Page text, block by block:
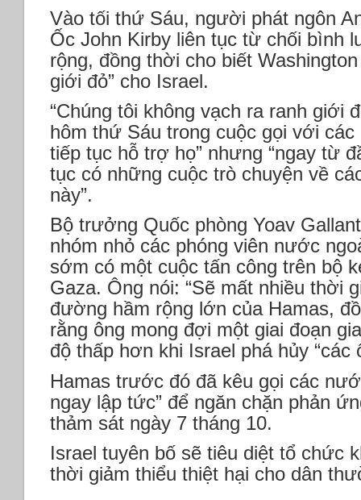
Vào tối thứ Sáu, người phát ngôn
Ốc John Kirby liên tục từ chối bình
rộng, đồng thời cho biết
giới đỏ” cho Israel.
“Chúng tôi không vạch ra ranh giới
hôm thứ Sáu trong cuộc gọi với các
tiếp tục hỗ trợ họ” nhưng “ngay từ
tục có những cuộc trò chuyện về
này”.
Bộ trưởng Quốc phòng Yoav
nhóm nhỏ các phóng viên nước
sớm có một cuộc tấn công trên bộ
Gaza. Ông nói: “Sẽ mất nhiều thời
đường hầm rộng lớn của Hamas,
rằng ông mong đợi một giai đoạn
độ thấp hơn khi Israel phá hủy “các
Hamas trước đó đã kêu gọi các
ngay lập tức” để ngăn chặn phản
thảm sát ngày 7 tháng 10.
Israel tuyên bố sẽ tiêu diệt tổ chức
thời giảm thiểu thiệt hại cho dân